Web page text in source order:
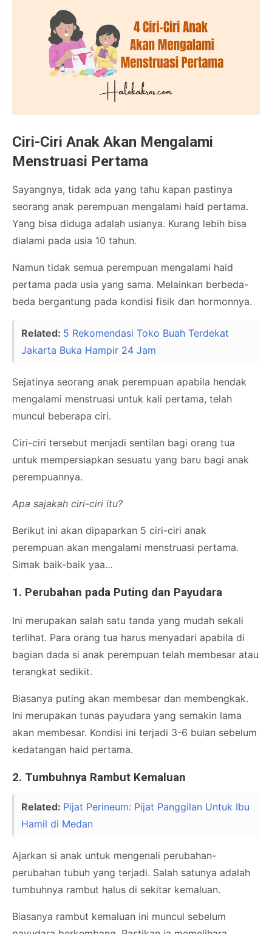
Ciri-Ciri Anak Akan Mengalami
Menstruasi Pertama
Sayangnya, tidak ada yang tahu kapan pastinya
seorang anak perempuan mengalami haid pertama.
Yang bisa diduga adalah usianya. Kurang lebih bisa
dialami pada usia 10 tahun.
Namun tidak semua perempuan mengalami haid
pertama pada usia yang sama. Melainkan berbeda-
beda bergantung pada kondisi fisik dan hormonnya.
Related: 5 Rekomendasi Toko Buah Terdekat
Jakarta Buka Hampir 24 Jam
Sejatinya seorang anak perempuan apabila hendak
mengalami menstruasi untuk kali pertama, telah
muncul beberapa ciri.
Ciri-ciri tersebut menjadi sentilan bagi orang tua
untuk mempersiapkan sesuatu yang baru bagi anak
perempuannya.
Apa sajakah ciri-ciri itu?
Berikut ini akan dipaparkan 5 ciri-ciri anak
perempuan akan mengalami menstruasi pertama.
Simak baik-baik yaa…
1. Perubahan pada Puting dan Payudara
Ini merupakan salah satu tanda yang mudah sekali
terlihat. Para orang tua harus menyadari apabila di
bagian dada si anak perempuan telah membesar atau
terangkat sedikit.
Biasanya puting akan membesar dan membengkak.
Ini merupakan tunas payudara yang semakin lama
akan membesar. Kondisi ini terjadi 3-6 bulan sebelum
kedatangan haid pertama.
2. Tumbuhnya Rambut Kemaluan
Related: Pijat Perineum: Pijat Panggilan Untuk Ibu
Hamil di Medan
Ajarkan si anak untuk mengenali perubahan-
perubahan tubuh yang terjadi. Salah satunya adalah
tumbuhnya rambut halus di sekitar kemaluan.
Biasanya rambut kemaluan ini muncul sebelum